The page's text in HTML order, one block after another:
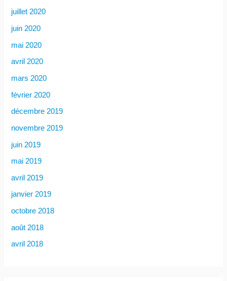
juillet 2020
juin 2020
mai 2020
avril 2020
mars 2020
février 2020
décembre 2019
novembre 2019
juin 2019
mai 2019
avril 2019
janvier 2019
octobre 2018
août 2018
avril 2018